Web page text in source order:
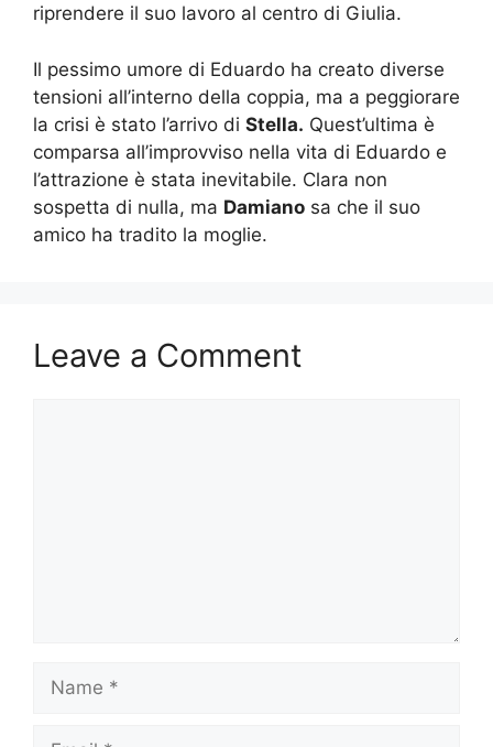
riprendere il suo lavoro al centro di Giulia.
Il pessimo umore di Eduardo ha creato diverse
tensioni all’interno della coppia, ma a peggiorare
la crisi è stato l’arrivo di Stella. Quest’ultima è
comparsa all’improvviso nella vita di Eduardo e
l’attrazione è stata inevitabile. Clara non
sospetta di nulla, ma Damiano sa che il suo
amico ha tradito la moglie.
Leave a Comment